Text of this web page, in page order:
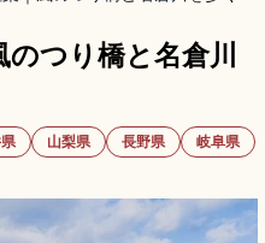
つり橋と名倉川
山梨県 長野県
岐阜県